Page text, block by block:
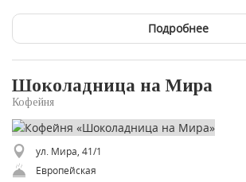
Подробнее
Шоколадница на Мира
Кофейня
ул. Мира, 41/1
Европейская